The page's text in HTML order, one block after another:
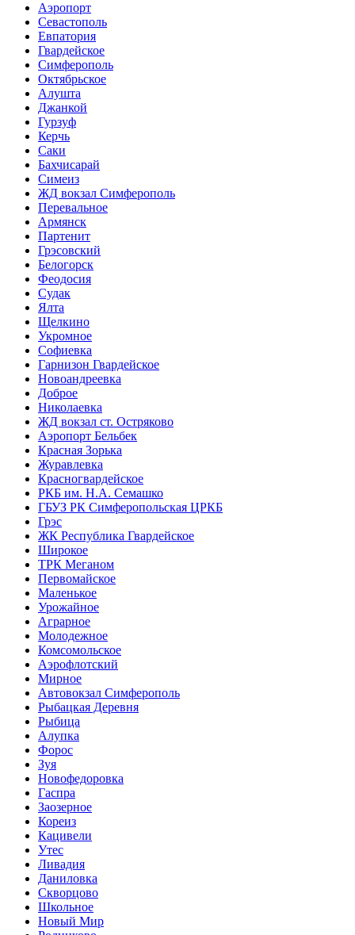
Аэропорт
Севастополь
Евпатория
Гвардейское
Симферополь
Октябрьское
Алушта
Джанкой
Гурзуф
Керчь
Саки
Бахчисарай
Симеиз
ЖД вокзал Симферополь
Перевальное
Армянск
Партенит
Грэсовский
Белогорск
Феодосия
Судак
Ялта
Щелкино
Укромное
Софиевка
Гарнизон Гвардейское
Новоандреевка
Доброе
Николаевка
ЖД вокзал ст. Остряково
Аэропорт Бельбек
Красная Зорька
Журавлевка
Красногвардейское
РКБ им. Н.А. Семашко
ГБУЗ РК Симферопольская ЦРКБ
Грэс
ЖК Республика Гвардейское
Широкое
ТРК Меганом
Первомайское
Маленькое
Урожайное
Аграрное
Молодежное
Комсомольское
Аэрофлотский
Мирное
Автовокзал Симферополь
Рыбацкая Деревня
Рыбица
Алупка
Форос
Зуя
Новофедоровка
Гаспра
Заозерное
Кореиз
Кацивели
Утес
Ливадия
Даниловка
Скворцово
Школьное
Новый Мир